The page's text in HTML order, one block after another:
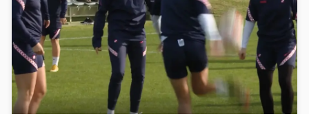
Pokretanje videa...